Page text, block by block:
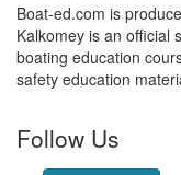
Boat-ed.com is
Kalkomey is an official
boating education
safety education
Follow Us